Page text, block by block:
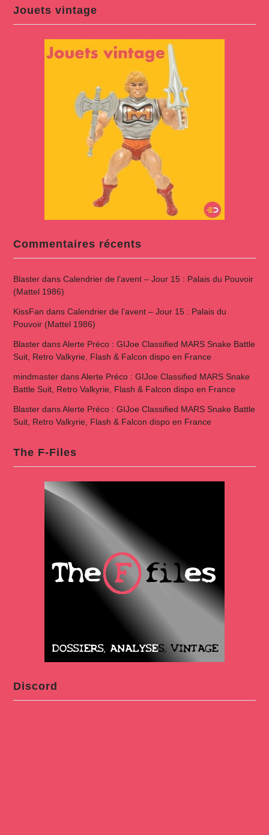
Jouets vintage
Commentaires récents
Blasterdans Calendrier de l’avent – Jour 15 : Palais du Pouvoir
(Mattel 1986)
KissFan dans Calendrier de l’avent – Jour 15 : Palais du
Pouvoir (Mattel 1986)
BlasterdansAlerte Préco : GIJoe Classified MARS Snake Battle
Suit, Retro Valkyrie, Flash & Falcon dispo en France
mindmasterdansAlerte Préco : GIJoe Classified MARS Snake
Battle Suit, Retro Valkyrie, Flash & Falcon dispo en France
BlasterdansAlerte Préco : GIJoe Classified MARS Snake Battle
Suit, Retro Valkyrie, Flash & Falcon dispo en France
The F-Files
Discord